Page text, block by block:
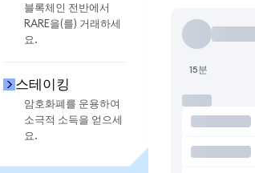
블록체인 전반에서
RARE을(를) 거래하세
요.
스테이킹
암호화폐를 운용하여
소극적 소득을 얻으세
요.
15분